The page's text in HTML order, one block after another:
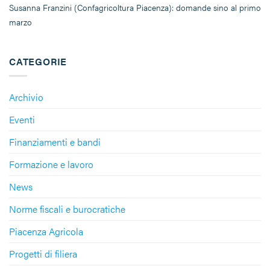
CATEGORIE
Archivio
Eventi
Finanziamenti e bandi
Formazione e lavoro
News
Norme fiscali e burocratiche
Piacenza Agricola
Progetti di filiera
Susanna Franzini (Confagricoltura Piacenza): domande sino al primo
marzo